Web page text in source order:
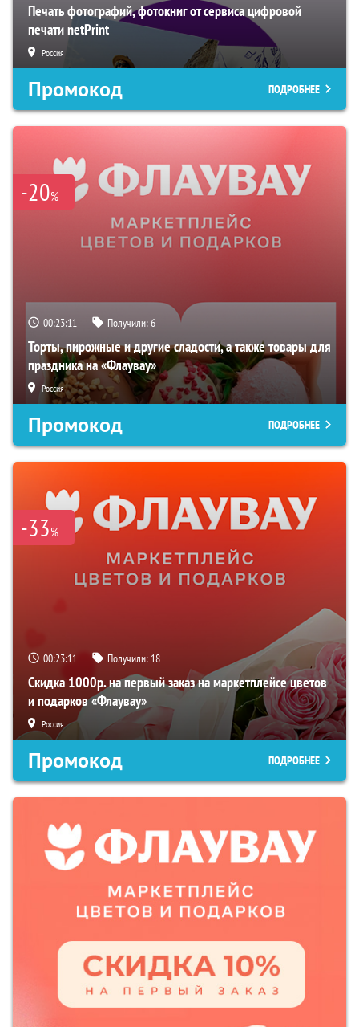
Печать фотографий, фотокниг от сервиса цифровой
печати netPrint
Россия
Промокод ПОДРОБНЕЕ
-20%
00:23:10 Получили:6
Торты, пирожные и другие сладости, а также товары для
праздника на «Флаувау»
Россия
Промокод ПОДРОБНЕЕ
-33%
00:23:10 Получили: 18
Скидка 1000р. на первый заказ на маркетплейсе цветов
и подарков «Флаувау»
Россия
Промокод ПОДРОБНЕЕ